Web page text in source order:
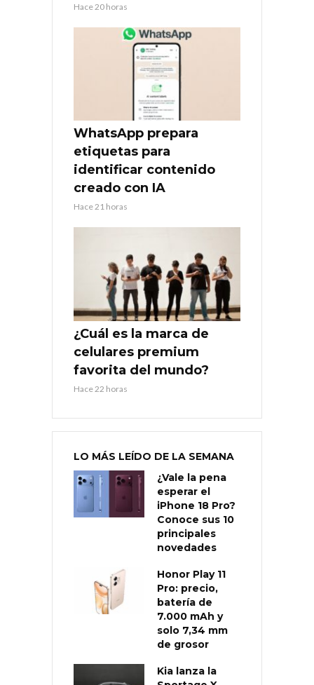
Hace 20 horas
WhatsApp prepara
etiquetas para
identificar contenido
creado con IA
Hace 21 horas
¿Cuál es la marca de
celulares premium
favorita del mundo?
Hace 22 horas
LO MÁS LEÍDO DE LA SEMANA
¿Vale la pena
esperar el
iPhone 18 Pro?
Conoce sus 10
principales
novedades
Honor Play 11
Pro: precio,
batería de
7.000 mAh y
solo 7,34 mm
de grosor
Kia lanza la